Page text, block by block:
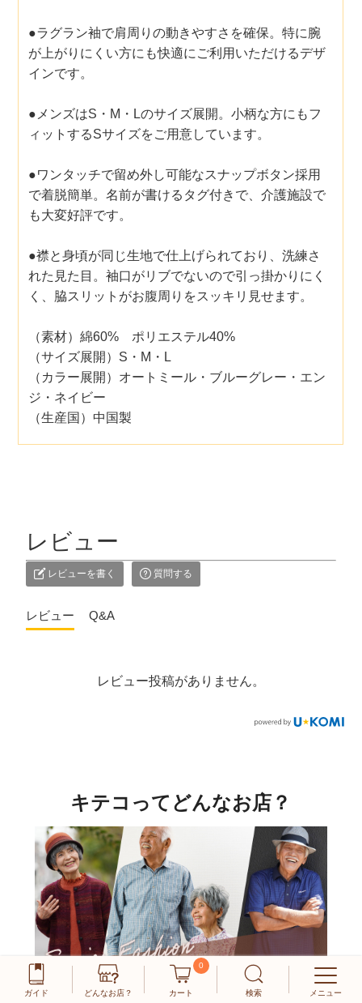
●ラグラン袖で肩周りの動きやすさを確保。特に腕
が上がりにくい方にも快適にご利用いただけるデザ
インです。
●メンズはS・M・Lのサイズ展開。小柄な方にもフ
ィットするSサイズをご用意しています。
●ワンタッチで留め外し可能なスナップボタン採用
で着脱簡単。名前が書けるタグ付きで、介護施設で
も大変好評です。
●襟と身頃が同じ生地で仕上げられており、洗練さ
れた見た目。袖口がリブでないので引っ掛かりにく
く、脇スリットがお腹周りをスッキリ見せます。
（素材）綿60% ポリエステル40%
（サイズ展開）S・M・L
（カラー展開）オートミール・ブルーグレー・エン
ジ・ネイビー
（生産国）中国製
レビュー
レビューを書く 質問する
レビュー Q&A
レビュー投稿がありません。
キテコってどんなお店？
ガイド どんなお店？ カート
0
検索 メニュー